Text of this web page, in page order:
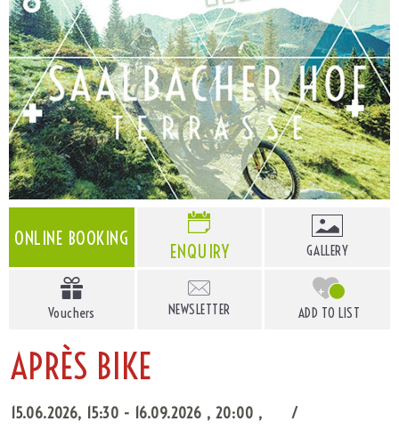
ONLINE BOOKING
ENQUIRY GALLERY
Vouchers NEWSLETTER ADD TO LIST
+
APRÈS BIKE
15.06.2026, 15:30 - 16.09.2026 , 20:00